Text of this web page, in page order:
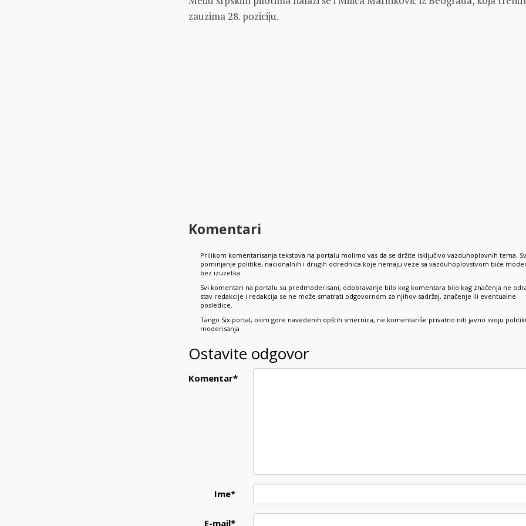
zаuzimа 28. poziciju.
Komentari
Prilikom komentarisanja tekstova na portalu molimo vas da se držite isključivo vazduhoplovnih tema.
pominjanje politike, nacionalnih i drugih odrednica koje nemaju veze sa vazduhoplovstvom biće
bez izuzetka.
Svi komentari na portalu su predmoderisani, odobravanje bilo kog komentara bilo kog značenja ne
stav redakcije i redakcija se ne može smatrati odgovornom za njihov sadržaj, značenje ili eventualne
posledice.
Tango Six portal, osim gore navedenih opštih smernica, ne komentariše privatno niti javno svoju
moderisanja
Ostavite odgovor
Komentar*
Ime*
E-mail*